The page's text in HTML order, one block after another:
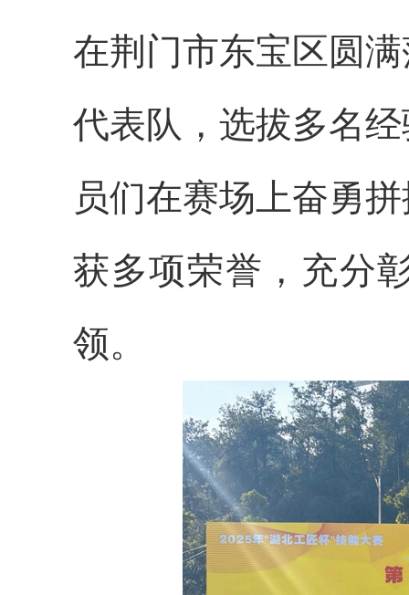
在荆门市东宝区圆
代表队，选拔多名
员们在赛场上奋勇
获多项荣誉，充分
领。